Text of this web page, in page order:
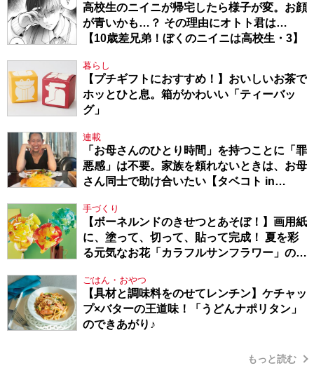
高校生のニイニが帰宅したら様子が変。お顔
が青いかも…？ その理由にオトト君は…
【10歳差兄弟！ぼくのニイニは高校生・3】
暮らし
【プチギフトにおすすめ！】おいしいお茶で
ホッとひと息。箱がかわいい「ティーバッ
グ」
連載
「お母さんのひとり時間」を持つことに「罪
悪感」は不要。家族を頼れないときは、お母
さん同士で助け合いたい【タベコト in
手づくり
【ボーネルンドのきせつとあそぼ！】画用紙
に、塗って、切って、貼って完成！ 夏を彩
る元気なお花「カラフルサンフラワー」の作
ごはん・おやつ
【具材と調味料をのせてレンチン】ケチャッ
プ×バターの王道味！「うどんナポリタン」
のできあがり♪
もっと読む